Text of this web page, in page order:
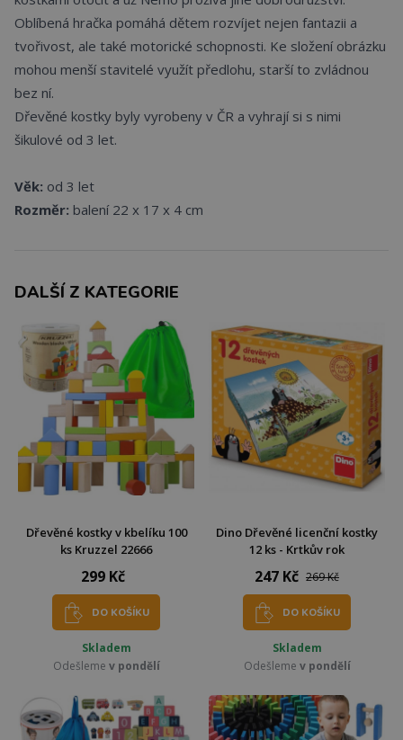
Oblíbená hračka pomáhá dětem rozvíjet nejen fantazii a
tvořivost, ale také motorické schopnosti. Ke složení obrázku
mohou menší stavitelé využít předlohu, starší to zvládnou
bez ní.
Dřevěné kostky byly vyrobeny v ČR a vyhrají si s nimi
šikulové od 3 let.
Věk: od 3 let
Rozměr: balení 22 x 17 x 4 cm
DALŠÍ Z KATEGORIE
Dřevěné kostky v kbelíku 100
ks Kruzzel 22666
299 Kč
DO KOŠÍKU
Skladem
Odešleme v pondělí
Dino Dřevěné licenční kostky
12 ks - Krtkův rok
247 Kč 269 Kč
DO KOŠÍKU
Skladem
Odešleme v pondělí